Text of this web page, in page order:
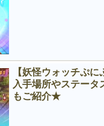
【妖怪ウォッチぷ
入手場所やステータ
もご紹介★